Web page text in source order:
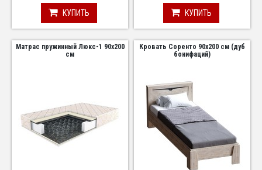
КУПИТЬ КУПИТЬ
Матрас пружинный Люкс-1 90х200
см
Кровать Соренто 90х200 см (дуб
бонифаций)